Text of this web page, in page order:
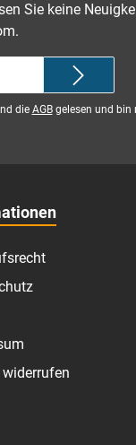
Sie keine
die AGBgelesen und bin